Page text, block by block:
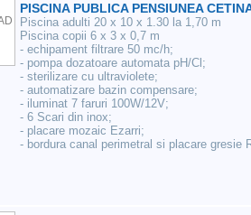
PISCINA PUBLICA PENSIUNEA
Piscina adulti 20 x 10 x 1.30 la 1,70 m
Piscina copii 6 x 3 x 0,7 m
- echipament filtrare 50 mc/h;
- pompa dozatoare automata pH/Cl;
- sterilizare cu ultraviolete;
- automatizare bazin compensare;
- i luminat 7 faruri 100W/12V;
- 6 Scari din inox;
- placare mozaic Ezarri;
- bordura canal perimetral si placare gresie